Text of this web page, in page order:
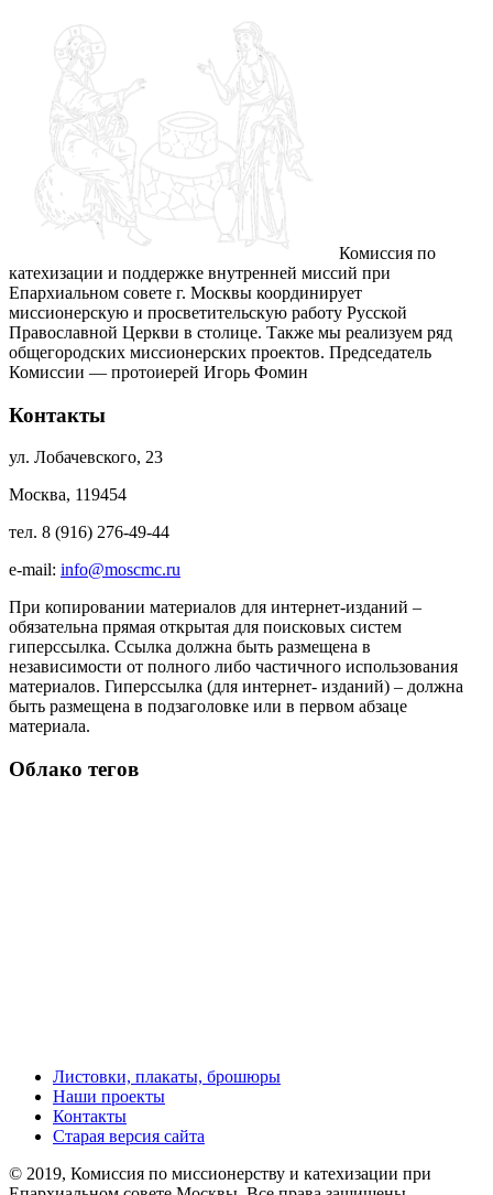
Комиссия по
катехизации и поддержке внутренней миссий при
Епархиальном совете г. Москвы координирует
миссионерскую и просветительскую работу Русской
Православной Церкви в столице. Также мы реализуем ряд
общегородских миссионерских проектов. Председатель
Комиссии — протоиерей Игорь Фомин
Контакты
ул. Лобачевского, 23
Москва, 119454
тел. 8 (916) 276-49-44
e-mail: info@moscmc.ru
При копировании материалов для интернет-изданий –
обязательна прямая открытая для поисковых систем
гиперссылка. Ссылка должна быть размещена в
независимости от полного либо частичного использования
материалов. Гиперссылка (для интернет- изданий) – должна
быть размещена в подзаголовке или в первом абзаце
материала.
Облако тегов
Листовки, плакаты, брошюры
Наши проекты
Контакты
Старая версия сайта
© 2019, Комиссия по миссионерству и катехизации при